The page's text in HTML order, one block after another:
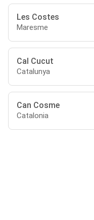
Les Costes
Maresme
Cal Cucut
Catalunya
Can Cosme
Catalonia